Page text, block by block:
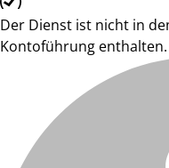
Der Dienst ist nicht in
Kontoführung enthalten.